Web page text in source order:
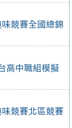
競賽全國總錦
高中職組模擬
競賽北區競賽